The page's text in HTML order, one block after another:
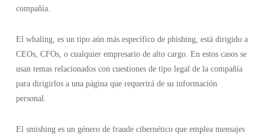
compañía.
El whaling, es un tipo aún más específico de phishing, está dirigido a
CEOs, CFOs, o cualquier empresario de alto cargo. En estos casos se
usan temas relacionados con cuestiones de tipo legal de la compañía
para dirigirlos a una página que requerirá de su información
personal.
El smishing es un género de fraude cibernético que emplea mensajes